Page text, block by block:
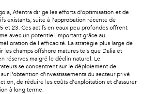
Afentra dirige les efforts d'optimisation et de
existants, suite à l'approbation récente de
et 23. Ces actifs en eaux peu profondes offrent
avec un potentiel important grâce au
de l'efficacité. La stratégie plus large de
les champs offshore matures tels que Dalia et
réserves malgré le déclin naturel. Le
se concentrent sur le déploiement de
l'obtention d'investissements du secteur privé
de réduire les coûts d'exploitation et d'assurer
à long terme.